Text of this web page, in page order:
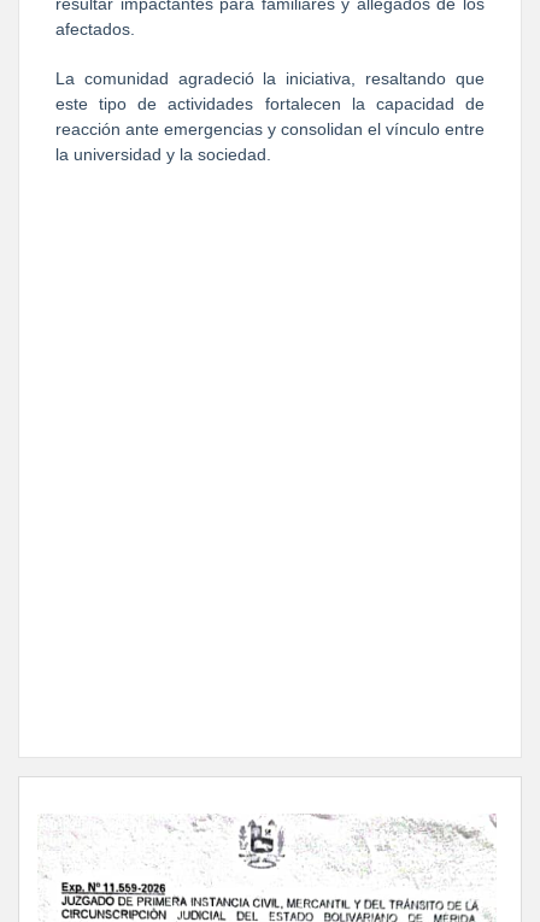
afectados.
La comunidad agradeció la iniciativa, resaltando que
este tipo de actividades fortalecen la capacidad de
reacción ante emergencias y consolidan el vínculo entre
la universidad y la sociedad.